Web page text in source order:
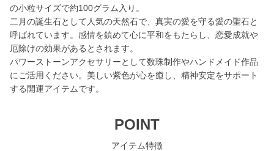
の小粒サイズで約100グラム入り。
二月の誕生石として人気の天然石で、真実の愛を守る愛の聖石と
呼ばれています。感情を鎮めて心に平和をもたらし、恋愛成就や
厄除けの効果があるとされます。
パワーストーンアクセサリーとして数珠制作やハンドメイド作品
にご活用ください。美しい紫色が心を癒し、精神安定をサポート
する開運アイテムです。
POINT
アイテム特徴